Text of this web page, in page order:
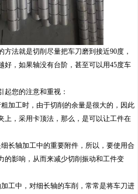
法就是切削尽量把车刀磨到接近90度，
好，如果轴没有台阶，甚至可以用45度车
起您的注意和重视：
加工时，由于切削的余量是很大的，因此
上，采用卡顶法，那么，是可以让工件在
长轴加工中的重要附件，所以，要使用合
的影响，从而来减少切削振动和工件变
工中，对细长轴的车削，常常是将车刀进